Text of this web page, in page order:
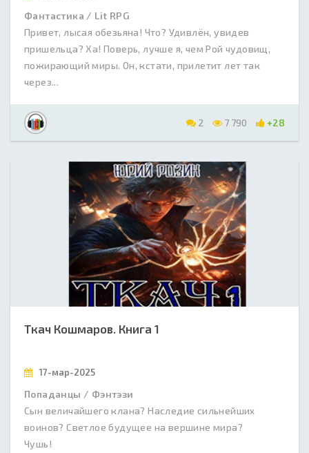
Фантастика / Lit RPG
Привет, лысая обезьяна! Что? Удивлён, увидев
пришельца? Ха! Поверь, лучше я, чем Рой чудовищ,
пожирающий миры. Он, кстати, прилетит лет так
через...
2 7 790 +28
Ткач Кошмаров. Книга 1
17-мар-2025
Попаданцы / Фэнтэзи
Сын величайшего клана? Наследие сильнейших
воинов? Светлое будущее на вершине мира?
Чушь!